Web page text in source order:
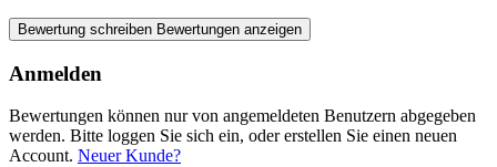
Bewertung schreiben Bewertungen anzeigen
Anmelden
Bewertungen können nur von angemeldeten Benutzern abgegeben
werden. Bitte loggen Sie sich ein, oder erstellen Sie einen neuen
Account. Neuer Kunde?